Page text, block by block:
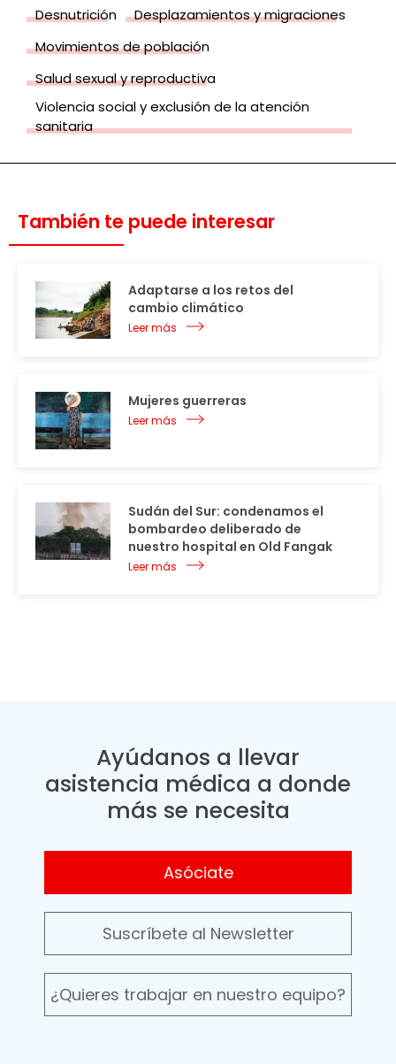
Desnutrición
Desplazamientos y migraciones
Movimientos de población
Salud sexual y reproductiva
Violencia social y exclusión de la atención
sanitaria
También te puede interesar
Adaptarse a los retos del
cambio climático
Leer más
Mujeres guerreras
Leer más
Sudán del Sur: condenamos el
bombardeo deliberado de
nuestro hospital en Old Fangak
Leer más
Ayúdanos a llevar
asistencia médica a donde
más se necesita
Asóciate
Suscríbete al Newsletter
¿Quieres trabajar en nuestro equipo?